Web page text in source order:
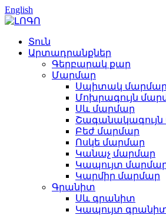
English
Տուն
Արտադրանքներ
Գերբարակ քար
Մարմար
Սպիտակ մարմար
Մոխրագույն
Սև մարմար
Շագանակագույն
Բեժ մարմար
Ոսկե մարմար
Կանաչ մարմար
Կապույտ
Կարմիր մարմար
Գրանիտ
Սև գրանիտ
Կապույտ